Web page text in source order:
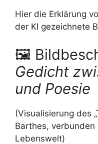
Hier die Erklärung
der KI gezeichnete
🖼
Gedicht
und Poesie
(Visualisierung des
Barthes,
Lebenswelt)